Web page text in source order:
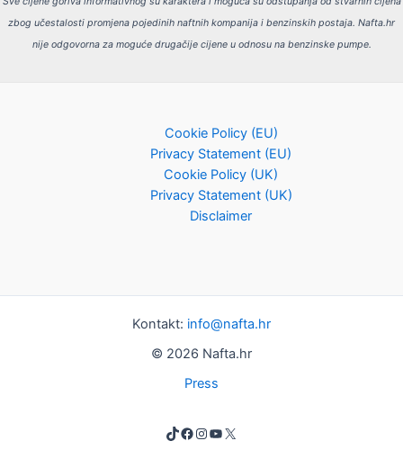
zbog učestalosti promjena pojedinih naftnih kompanija i benzinskih postaja. Nafta.hr
nije odgovorna za moguće drugačije cijene u odnosu na benzinske pumpe.
Cookie Policy (EU)
Privacy Statement (EU)
Cookie Policy (UK)
Privacy Statement (UK)
Disclaimer
Kontakt: info@nafta.hr
© 2026 Nafta.hr
Press
TikTok
Facebook
Instagram
YouTube
X